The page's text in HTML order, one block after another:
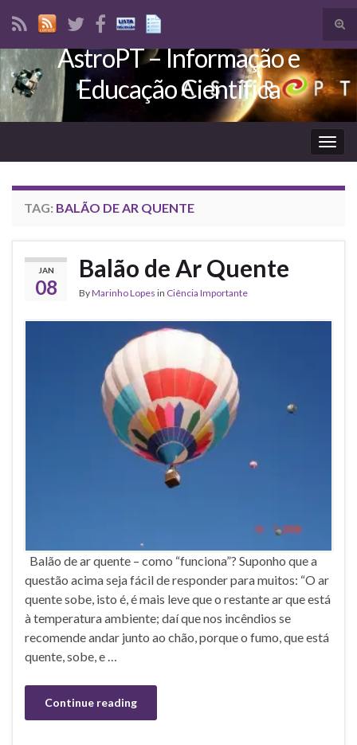
Search for:
AstroPT – Informação e
Educação Científica
TAG: BALÃO DE AR QUENTE
JAN
08
Balão de Ar Quente
ByMarinho Lopes in Ciência Importante
Balão de ar quente – como “funciona”? Suponho que a
questão acima seja fácil de responder para muitos: “O ar
quente sobe, isto é, é mais leve que o restante ar que está
à temperatura ambiente; daí que nos incêndios se
recomende andar junto ao chão, porque o fumo, que está
quente, sobe, e …
Continue reading